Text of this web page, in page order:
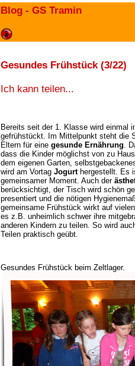
Blog - GS Tramin
Gesundes Frühstück (3/22)
Ich kann teilen...
Bereits seit der 1. Klasse wird einmal
gefrühstückt. Im Mittelpunkt steht die
Eltern für eine gesunde Ernährung .
dass die Kinder möglichst von zu
dem eigenen Garten,
wird am Vortag Jogurthergestellt. Es
gemeinsamer Moment. Auch der
berücksichtigt, der Tisch wird schön
presentiert und die nötigen
gemeinsame Frühstück wirkt auf
es z.B. unheimlich schwer ihre
anderen Kindern zu teilen. So wird
Teilen praktisch geübt.
Gesundes Frühstück beim Zeltlager.